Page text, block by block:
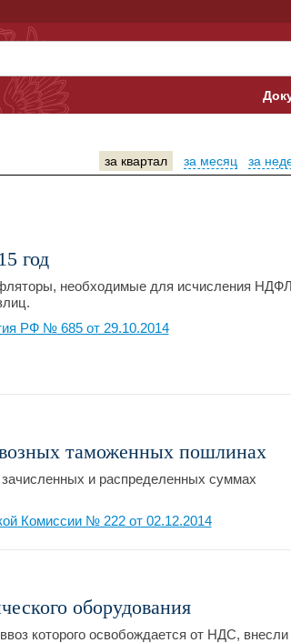
за
за месяц
за квартал
год
необходимые для исчисления
РФ № 685 от 29.10.2014
таможенных пошлинах
и распределенных суммах
Комиссии № 222 от 02.12.2014
оборудования
которого освобождается от НДС, внесли